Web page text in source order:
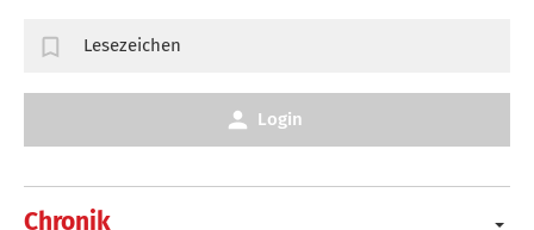
Chronik
Lesezeichen
Login